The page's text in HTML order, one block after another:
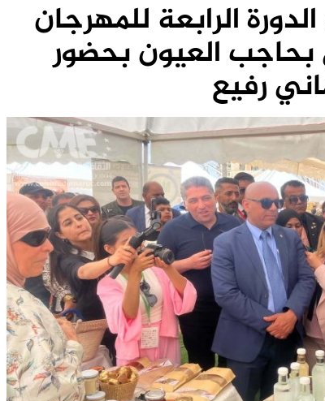
الرابعة للمهرجان
العيون بحضور
رفيع